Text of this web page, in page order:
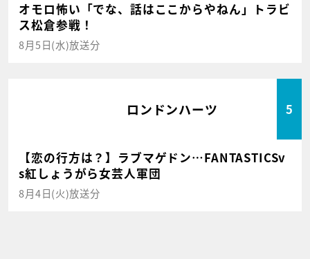
オモロ怖い「でな、話はここからやねん」トラビ
ス松倉参戦！
8月5日(水)放送分
ロンドンハーツ 5
【恋の行方は？】ラブマゲドン…FANTASTICSv
s紅しょうがら女芸人軍団
8月4日(火)放送分